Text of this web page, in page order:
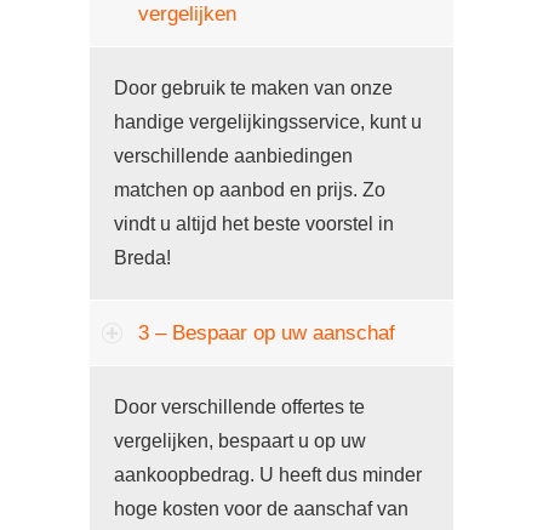
vergelijken
Door gebruik te maken van onze
handige vergelijkingsservice, kunt u
verschillende aanbiedingen
matchen op aanbod en prijs. Zo
vindt u altijd het beste voorstel in
Breda!
3 – Bespaar op uw aanschaf
Door verschillende offertes te
vergelijken, bespaart u op uw
aankoopbedrag. U heeft dus minder
hoge kosten voor de aanschaf van